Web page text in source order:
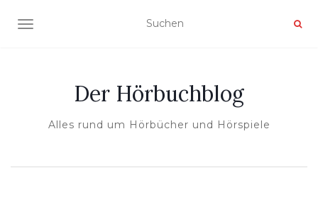
NAVIGATION UMSCHALTEN
Der Hörbuchblog
Alles rund um Hörbücher und Hörspiele